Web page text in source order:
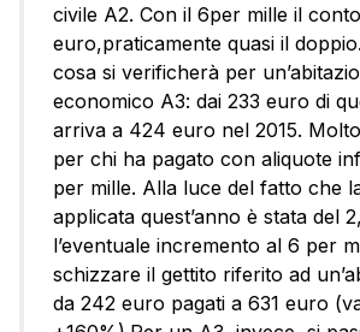
civile A2. Con il 6per mille il
euro,praticamente quasi il
cosa si verificherà per
economico A3: dai 233 euro di
arriva a 424 euro nel 2015.
per chi ha pagato con aliquote
per mille. Alla luce del fatto che
applicata quest’anno è stata del
l’eventuale incremento al 6 per
schizzare il gettito riferito ad
da 242 euro pagati a 631 euro